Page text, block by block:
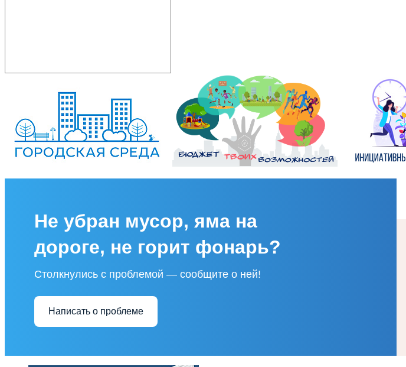
Не убран мусор, яма на
дороге, не горит фонарь?
Столкнулись с проблемой — сообщите о ней!
Написать о проблеме